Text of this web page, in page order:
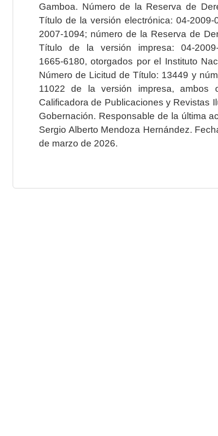
Gamboa. Número de la Reserva de
Título de la versión electrónica: 04-2009-
2007-1094; número de la Reserva de
Título de la versión impresa: 04-2009-
1665-6180, otorgados por el Instituto
Número de Licitud de Título: 13449 y
11022 de la versión impresa, ambos
Calificadora de Publicaciones y Revistas
Gobernación. Responsable de la última
Sergio Alberto Mendoza Hernández.
de marzo de 2026.